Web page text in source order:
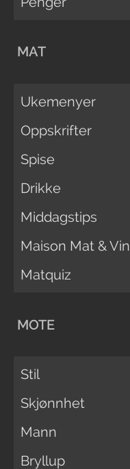
MAT
Ukemenyer
Oppskrifter
Spise
Drikke
Middagstips
Maison Mat & Vin
Matquiz
MOTE
Stil
Skjønnhet
Mann
Bryllup